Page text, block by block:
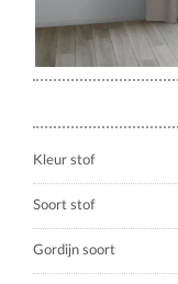
Kleur stof
Soort stof
Gordijn soort